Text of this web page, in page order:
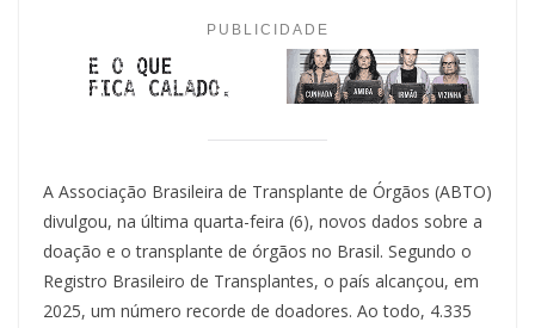
PUBLICIDADE
A Associação Brasileira de Transplante de Órgãos (ABTO)
divulgou, na última quarta-feira (6), novos dados sobre a
doação e o transplante de órgãos no Brasil. Segundo o
Registro Brasileiro de Transplantes, o país alcançou, em
2025, um número recorde de doadores. Ao todo, 4.335